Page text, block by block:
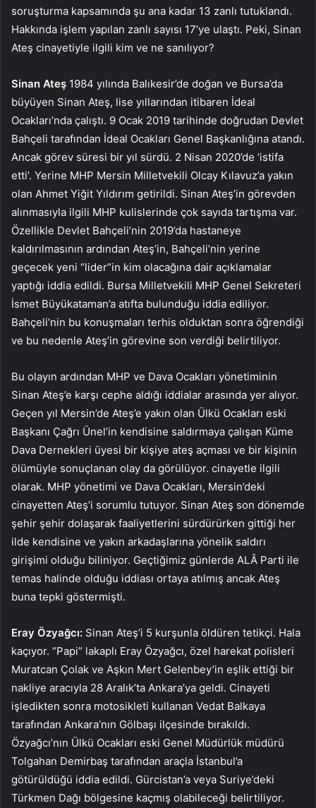
soruşturma kapsamında şu ana kadar 13 zanlı tutuklandı.
Hakkında işlem yapılan zanlı sayısı 17’ye ulaştı. Peki, Sinan
Ateş cinayetiyle ilgili kim ve ne sanılıyor?
Sinan Ateş 1984 yılında Balıkesir’de doğan ve Bursa’da
büyüyen Sinan Ateş, lise yıllarından itibaren İdeal
Ocakları’nda çalıştı. 9 Ocak 2019 tarihinde doğrudan Devlet
Bahçeli tarafından İdeal Ocakları Genel Başkanlığına atandı.
Ancak görev süresi bir yıl sürdü. 2 Nisan 2020’de ‘istifa
etti’. Yerine MHP Mersin Milletvekili Olcay Kılavuz’a yakın
olan Ahmet Yiğit Yıldırım getirildi. Sinan Ateş’in görevden
alınmasıyla ilgili MHP kulislerinde çok sayıda tartışma var.
Özellikle Devlet Bahçeli’nin 2019’da hastaneye
kaldırılmasının ardından Ateş’in, Bahçeli’nin yerine
geçecek yeni “lider”in kim olacağına dair açıklamalar
yaptığı iddia edildi. Bursa Milletvekili MHP Genel Sekreteri
İsmet Büyükataman’a atıfta bulunduğu iddia ediliyor.
Bahçeli’nin bu konuşmaları terhis olduktan sonra öğrendiği
ve bu nedenle Ateş’in görevine son verdiği belirtiliyor.
Bu olayın ardından MHP ve Dava Ocakları yönetiminin
Sinan Ateş’e karşı cephe aldığı iddialar arasında yer alıyor.
Geçen yıl Mersin’de Ateş’e yakın olan Ülkü Ocakları eski
Başkanı Çağrı Ünel’in kendisine saldırmaya çalışan Küme
Dava Dernekleri üyesi bir kişiye ateş açması ve bir kişinin
ölümüyle sonuçlanan olay da görülüyor. cinayetle ilgili
olarak. MHP yönetimi ve Dava Ocakları, Mersin’deki
cinayetten Ateş’i sorumlu tutuyor. Sinan Ateş son dönemde
şehir şehir dolaşarak faaliyetlerini sürdürürken gittiği her
ilde kendisine ve yakın arkadaşlarına yönelik saldırı
girişimi olduğu biliniyor. Geçtiğimiz günlerde ALÂ Parti ile
temas halinde olduğu iddiası ortaya atılmış ancak Ateş
buna tepki göstermişti.
Eray Özyağcı: Sinan Ateş’i 5 kurşunla öldüren tetikçi. Hala
kaçıyor. “Papi” lakaplı Eray Özyağcı, özel harekat polisleri
Muratcan Çolak ve Aşkın Mert Gelenbey’in eşlik ettiği bir
nakliye aracıyla 28 Aralık’ta Ankara’ya geldi. Cinayeti
işledikten sonra motosikleti kullanan Vedat Balkaya
tarafından Ankara’nın Gölbaşı ilçesinde bırakıldı.
Özyağcı’nın Ülkü Ocakları eski Genel Müdürlük müdürü
Tolgahan Demirbaş tarafından araçla İstanbul’a
götürüldüğü iddia edildi. Gürcistan’a veya Suriye’deki
Türkmen Dağı bölgesine kaçmış olabileceği belirtiliyor.